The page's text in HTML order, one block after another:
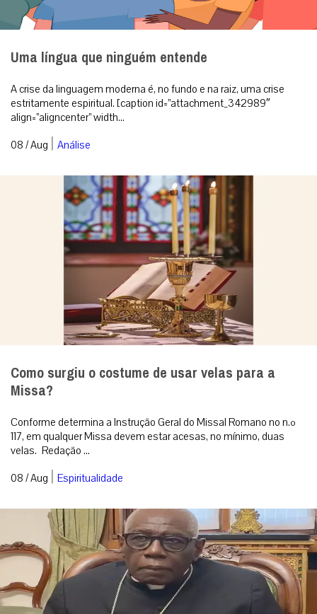
Uma língua que ninguém entende
A crise da linguagem moderna é, no fundo e na raiz, uma crise
estritamente espiritual. [caption id=”attachment_342989″
align=”aligncenter” width...
08 / Aug | Análise
Como surgiu o costume de usar velas para a
Missa?
Conforme determina a Instrução Geral do Missal Romano no n.º
117, em qualquer Missa devem estar acesas, no mínimo, duas
velas. Redação ...
08 / Aug | Espiritualidade